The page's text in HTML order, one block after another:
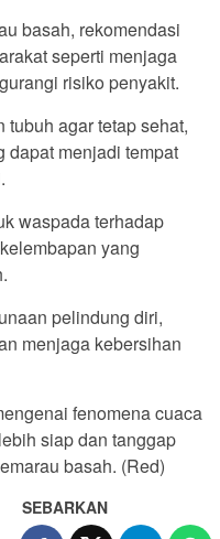
basah, rekomendasi
seperti menjaga
risiko penyakit.
agar tetap sehat,
dapat menjadi tempat
waspada terhadap
yang
pelindung diri,
menjaga kebersihan
fenomena cuaca
siap dan tanggap
basah. (Red)
SEBARKAN